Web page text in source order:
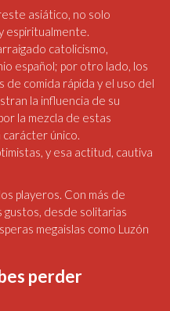
asiático, no solo
espiritualmente.
catolicismo,
español; por otro lado, los
de comida rápida y el uso del
la influencia de su
la mezcla de estas
carácter único.
y esa actitud, cautiva
playeros. Con más de
gustos, desde solitarias
megaislas como Luzón
perder